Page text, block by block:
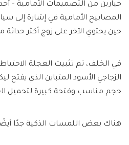
خيارين من التصميمات الأمامية –
المصابيح الأمامية في إشارة إلى
حين يحتوي الآخر على زوج أكثر
في الخلف، تم تثبيت العجلة
الزجاجي الأسود المتباين الذي
حجم مناسب وفتحة كبيرة لتحميل
هناك بعض اللمسات الذكية جدًا